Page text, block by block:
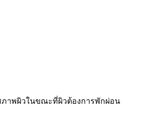
าพผิวในขณะที่ผิวต้องการพักผ่อน